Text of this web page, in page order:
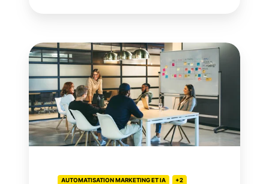
4
tendances
MarTech
qui
redéfinissent
le
marketing
AUTOMATISATION MARKETING ET IA +2